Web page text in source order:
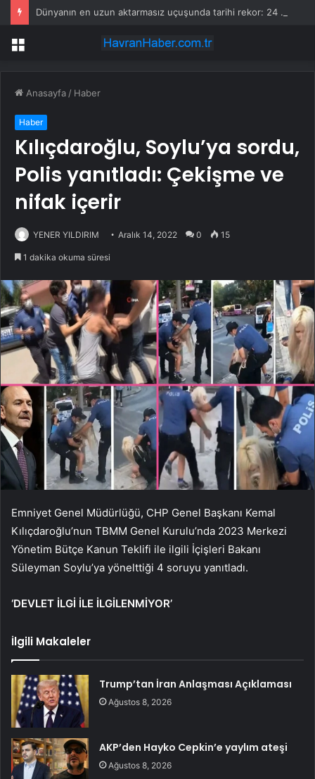
Dünyanın en uzun aktarmasız uçuşunda tarihi rekor: 24 saatten fazla havada kaldılar
Menü
Anasayfa / Haber
Haber
Kılıçdaroğlu, Soylu’ya sordu,
Polis yanıtladı: Çekişme ve
nifak içerir
YENER YILDIRIM Aralık 14, 2022 0 15
1 dakika okuma süresi
Emniyet Genel Müdürlüğü, CHP Genel Başkanı Kemal
Kılıçdaroğlu’nun TBMM Genel Kurulu’nda 2023 Merkezi
Yönetim Bütçe Kanun Teklifi ile ilgili İçişleri Bakanı
Süleyman Soylu’ya yönelttiği 4 soruyu yanıtladı.
‘DEVLET İLGİ İLE İLGİLENMİYOR’
İlgili Makaleler
Trump’tan İran Anlaşması Açıklaması
Ağustos 8, 2026
AKP’den Hayko Cepkin’e yaylım ateşi
Ağustos 8, 2026